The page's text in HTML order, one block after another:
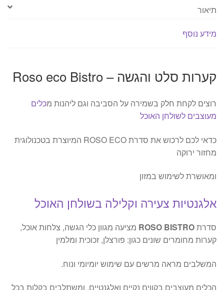
תיאור
מידע נוסף
קערות סלט והגשה – Roso eco Bistro
רוצים לקחת חלק בשמירה על הסביבה וגם ליהנות מכלים
מעוצבים לשולחן האוכל
כדאי לכם לרכוש את סדרת ROSO ECO המיוצרת בטכנולוגית
מחזור ירוקה
ומאושרת לשימוש במזון
אלגנטיות צעירה וקלילה בשולחן האוכל
סדרתROSO BISTRO מציעה מגוון כלי הגשה, צלחות אוכל,
קערות מחומרים שונים כגון: פורצלן, זכוכית ומלמין
המשלבים מראה מרשים עם שימוש יומיומי ונוח.
הכלים מעוצבים בקווים נקיים ואלגנטיים, ומשתלבים בקלות בכל